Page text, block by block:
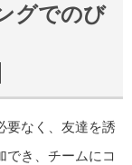
グでのび
要なく、友達を誘
でき、チームにコ